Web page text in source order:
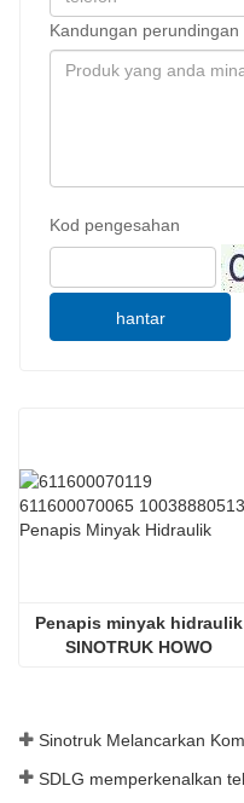
Kandungan perundingan
Kod pengesahan
hantar
Penapis minyak hidraulik
SINOTRUK HOWO